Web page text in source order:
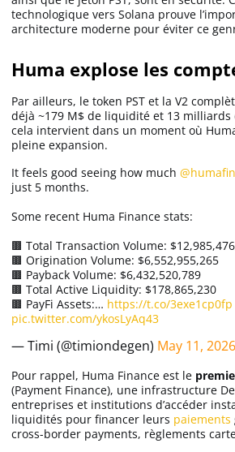
technologique vers Solana prouve
architecture moderne pour éviter ce
Huma explose les
Par ailleurs, le token PST et la V2
déjà ~179 M$ de liquidité et 13 milliards
cela intervient dans un moment où
pleine expansion.
It feels good seeing how much
just 5 months.
Some recent Huma Finance stats:
🟫 Total Transaction Volume:
🟫 Origination Volume: $6,552,955,265
🟫 Payback Volume: $6,432,520,789
🟫 Total Active Liquidity: $178,865,230
🟫 PayFi Assets:… https://t.co/3exe1cp0fp
pic.twitter.com/ykosLyAq43
— Timi (@timiondegen) May 11, 2026
Pour rappel, Huma Finance est le
(Payment Finance), une infrastructure
entreprises et institutions d’accéder
liquidités pour financer leurs paiements
cross-border payments, règlements